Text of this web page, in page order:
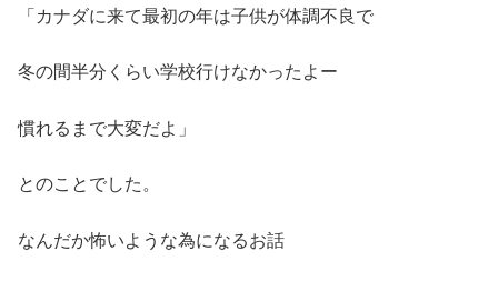
「カナダに来て最初の年は子供が体調不良で
冬の間半分くらい学校行けなかったよー
慣れるまで大変だよ」
とのことでした。
なんだか怖いような為になるお話